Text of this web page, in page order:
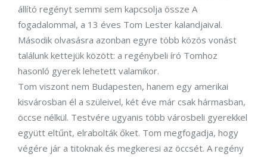
állító regényt semmi sem kapcsolja össze A
fogadalommal, a 13 éves Tom Lester kalandjaival.
Második olvasásra azonban egyre több közös vonást
találunk kettejük között: a regénybeli író Tomhoz
hasonló gyerek lehetett valamikor.
Tom viszont nem Budapesten, hanem egy amerikai
kisvárosban él a szüleivel, két éve már csak hármasban,
öccse nélkül. Testvére ugyanis több városbeli gyerekkel
együtt eltűnt, elrabolták őket. Tom megfogadja, hogy
végére jár a titoknak és megkeresi az öccsét. A regény